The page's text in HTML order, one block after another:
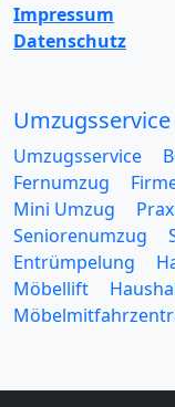
Impressum
Datenschutz
Umzugsservice
Umzugsservice
Fernumzug
Mini Umzug
Seniorenumzug
Entrümpelung
Möbellift